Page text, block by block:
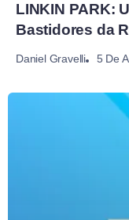
LINKIN PARK:
Bastidores da
Daniel Gravelli 5 De